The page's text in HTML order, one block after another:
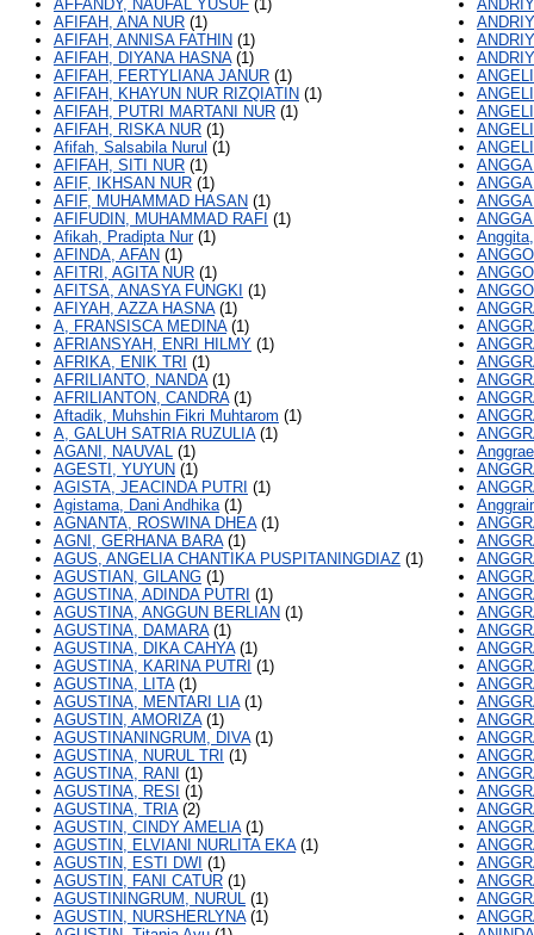
AFFANDY, NAUFAL YUSUF (1)
AFIFAH, ANA NUR (1)
AFIFAH, ANNISA FATHIN (1)
AFIFAH, DIYANA HASNA(1)
AFIFAH, FERTYLIANA JANUR (1)
AFIFAH, KHAYUN NUR RIZQIATIN (1)
AFIFAH, PUTRI MARTANI NUR (1)
AFIFAH, RISKA NUR (1)
Afifah, Salsabila Nurul (1)
AFIFAH, SITI NUR (1)
AFIF, IKHSAN NUR (1)
AFIF, MUHAMMAD HASAN (1)
AFIFUDIN, MUHAMMAD RAFI (1)
Afikah, Pradipta Nur(1)
AFINDA, AFAN (1)
AFITRI, AGITA NUR (1)
AFITSA, ANASYA FUNGKI (1)
AFIYAH, AZZA HASNA(1)
A, FRANSISCA MEDINA(1)
AFRIANSYAH, ENRI HILMY (1)
AFRIKA, ENIK TRI (1)
AFRILIANTO, NANDA(1)
AFRILIANTON, CANDRA(1)
Aftadik, Muhshin Fikri Muhtarom (1)
A, GALUH SATRIA RUZULIA(1)
AGANI, NAUVAL (1)
AGESTI, YUYUN (1)
AGISTA, JEACINDA PUTRI (1)
Agistama, Dani Andhika(1)
AGNANTA, ROSWINA DHEA(1)
AGNI, GERHANA BARA(1)
AGUS, ANGELIA CHANTIKA PUSPITANINGDIAZ (1)
AGUSTIAN, GILANG (1)
AGUSTINA, ADINDA PUTRI (1)
AGUSTINA, ANGGUN BERLIAN (1)
AGUSTINA, DAMARA(1)
AGUSTINA, DIKA CAHYA(1)
AGUSTINA, KARINA PUTRI (1)
AGUSTINA, LITA(1)
AGUSTINA, MENTARI LIA(1)
AGUSTIN, AMORIZA(1)
AGUSTINANINGRUM, DIVA(1)
AGUSTINA, NURUL TRI (1)
AGUSTINA, RANI (1)
AGUSTINA, RESI (1)
AGUSTINA, TRIA(2)
AGUSTIN, CINDY AMELIA(1)
AGUSTIN, ELVIANI NURLITA EKA(1)
AGUSTIN, ESTI DWI (1)
AGUSTIN, FANI CATUR (1)
AGUSTININGRUM, NURUL (1)
AGUSTIN, NURSHERLYNA(1)